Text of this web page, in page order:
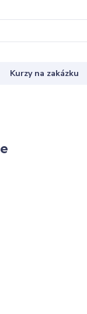
Kurzy na zakázku